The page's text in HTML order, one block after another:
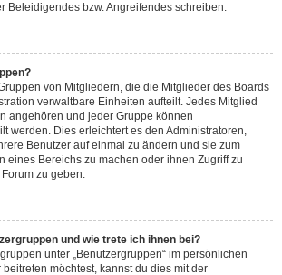
Beleidigendes bzw. Angreifendes schreiben.
von Mitgliedern, die die Mitglieder des Boards
verwaltbare Einheiten aufteilt. Jedes Mitglied
angehören und jeder Gruppe können
werden. Dies erleichtert es den Administratoren,
Benutzer auf einmal zu ändern und sie zum
eines Bereichs zu machen oder ihnen Zugriff zu
zu geben.
und wie trete ich ihnen bei?
unter „Benutzergruppen“ im persönlichen
möchtest, kannst du dies mit der